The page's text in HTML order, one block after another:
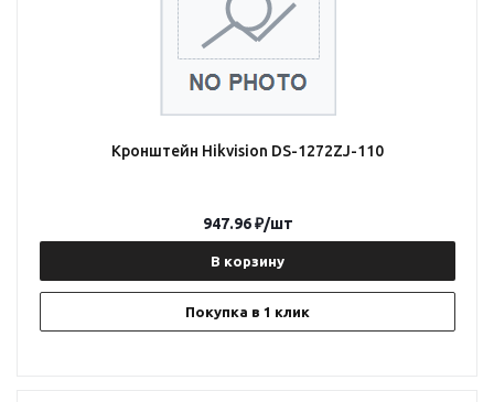
Кронштейн Hikvision DS-1272ZJ-110
В корзину
Покупка в 1 клик
947.96₽/шт